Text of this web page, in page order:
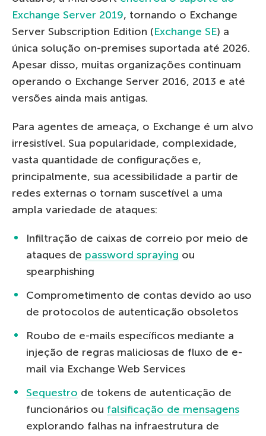
Exchange Server 2019, tornando o Exchange
Server Subscription Edition (Exchange SE) a
única solução on-premises suportada até 2026.
Apesar disso, muitas organizações continuam
operando o Exchange Server 2016, 2013 e até
versões ainda mais antigas.
Para agentes de ameaça, o Exchange é um alvo
irresistível. Sua popularidade, complexidade,
vasta quantidade de configurações e,
principalmente, sua acessibilidade a partir de
redes externas o tornam suscetível a uma
ampla variedade de ataques:
Infiltração de caixas de correio por meio de
ataques de password spraying ou
spearphishing
Comprometimento de contas devido ao uso
de protocolos de autenticação obsoletos
Roubo de e-mails específicos mediante a
injeção de regras maliciosas de fluxo de e-
mail via Exchange Web Services
Sequestro de tokens de autenticação de
funcionários ou falsificação de mensagens
explorando falhas na infraestrutura de